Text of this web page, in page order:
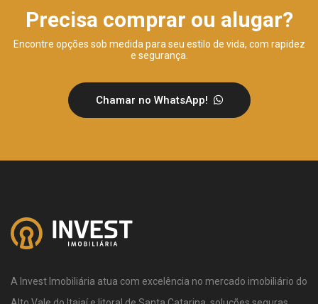
Precisa comprar ou alugar?
Encontre opções sob medida para seu estilo de vida, com rapidez
e segurança.
Chamar no WhatsApp!
A Invest Imobiliária atua com excelência no mercado imobiliário do